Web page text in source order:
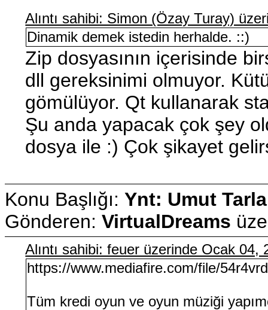
Alıntı sahibi: Simon (Özay Turay)
Dinamik demek istedin herhalde. ::)
Zip dosyasının içerisinde
dll gereksinimi olmuyor.
gömülüyor. Qt kullanarak
Şu anda yapacak çok şey
dosya ile :) Çok şikayet
Konu Başlığı: Ynt: Umut
Gönderen: VirtualDreams
Alıntı sahibi: feuer üzerinde Ocak 04,
https://www.mediafire.com/file/
Tüm kredi oyun ve oyun müziği